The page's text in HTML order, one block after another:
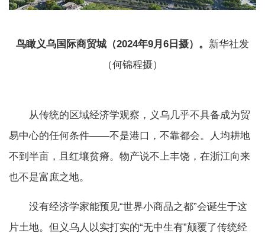
鸟瞰义乌国际商贸城（2024年9月6日摄）。 新华社发
（何锦程摄）
从传统的区域经济学观察，义乌几乎不具备成为贸
易中心的任何条件——不是港口，不靠都会。人均耕地
不到半亩，且红壤贫瘠。物产说不上丰饶，在浙江向来
也不是富庶之地。
没有经济学家能预见“世界小商品之都”会诞生于这
片土地。但义乌人以实打实的“无中生有”颠覆了传统经